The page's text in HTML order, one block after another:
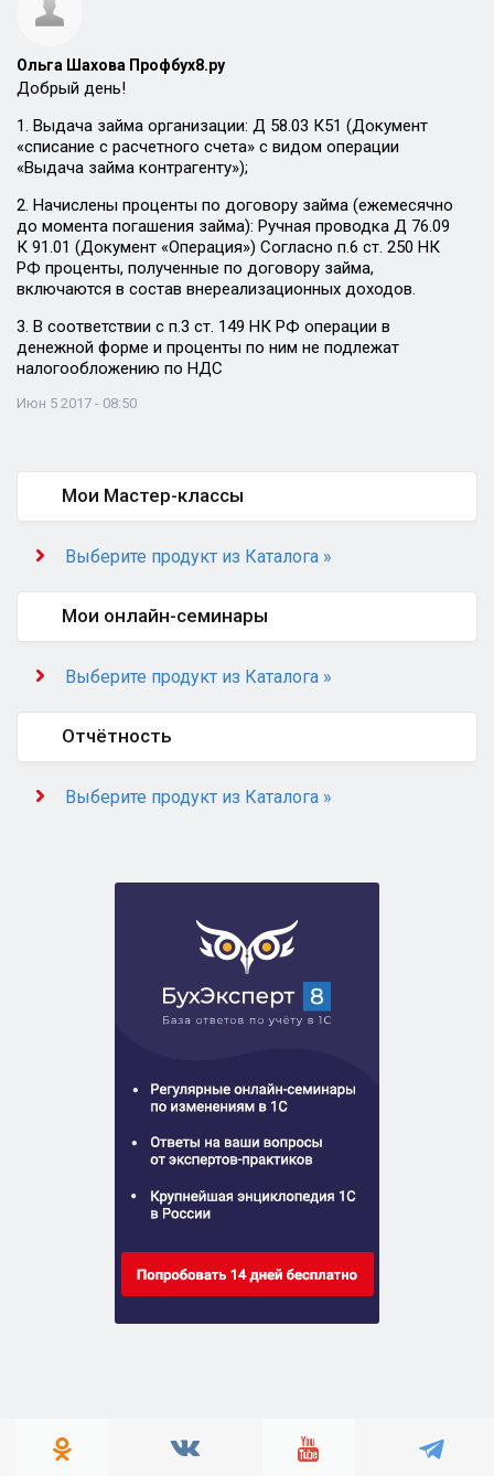
Ольга Шахова Профбух8.ру
Добрый день!
1. Выдача займа организации: Д 58.03 К51 (Документ
«списание с расчетного счета» с видом операции
«Выдача займа контрагенту»);
2. Начислены проценты по договору займа (ежемесячно
до момента погашения займа): Ручная проводка Д 76.09
К 91.01 (Документ «Операция») Согласно п.6 ст. 250 НК
РФ проценты, полученные по договору займа,
включаются в состав внереализационных доходов.
3. В соответствии с п.3 ст. 149 НК РФ операции в
денежной форме и проценты по ним не подлежат
налогообложению по НДС
Июн 5 2017 - 08:50
Мои Мастер-классы
Выберите продукт из Каталога »
Мои онлайн-семинары
Выберите продукт из Каталога »
Отчётность
Выберите продукт из Каталога »